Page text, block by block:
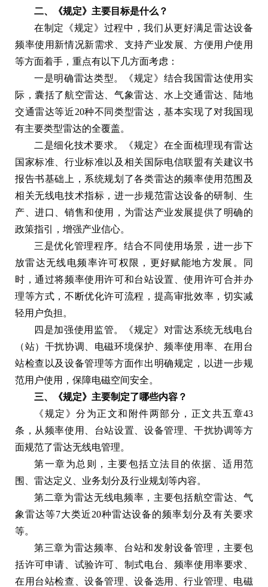
二、《规定》主要目标是什么？
在制定《规定》过程中，我们从更好满足雷达设备
频率使用新情况新需求、支持产业发展、方便用户使用
等方面着手，重点有以下几方面考虑：
一是明确雷达类型。《规定》结合我国雷达使用实
际，囊括了航空雷达、气象雷达、水上交通雷达、陆地
交通雷达等近20种不同类型雷达，基本实现了对我国现
有主要类型雷达的全覆盖。
二是细化技术要求。《规定》在全面梳理现有雷达
国家标准、行业标准以及相关国际电信联盟有关建议书
报告书基础上，系统规划了各类雷达的频率使用范围及
相关无线电技术指标，进一步规范雷达设备的研制、生
产、进口、销售和使用，为雷达产业发展提供了明确的
政策指引，增强产业信心。
三是优化管理程序。结合不同使用场景，进一步下
放雷达无线电频率许可权限，更好赋能地方发展。同
时，通过将频率使用许可和台站设置、使用许可合并办
理等方式，不断优化许可流程，提高审批效率，切实减
轻用户负担。
四是加强使用监管。《规定》对雷达系统无线电台
（站）干扰协调、电磁环境保护、频率使用率、在用台
站检查以及设备管理等方面作出明确规定，以进一步规
范用户使用，保障电磁空间安全。
三、《规定》主要制定了哪些内容？
《规定》分为正文和附件两部分，正文共五章43
条，从频率使用、台站设置、设备管理、干扰协调等方
面规范了雷达无线电管理。
第一章为总则，主要包括立法目的依据、适用范
围、雷达定义、业务划分及行业规划等内容。
第二章为雷达无线电频率，主要包括航空雷达、气
象雷达等7大类近20种雷达设备的频率划分及有关要求
等。
第三章为雷达频率、台站和发射设备管理，主要包
括许可申请、试验许可、制式电台、频率使用率要求、
在用台站检查、设备管理、设备选用、行业管理、电磁